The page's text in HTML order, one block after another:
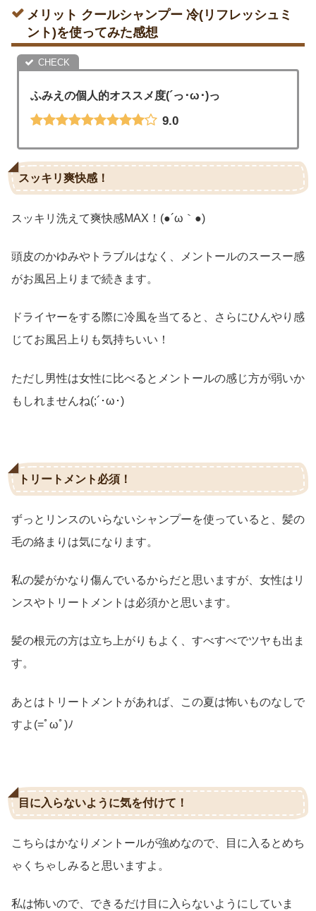
メリット クールシャンプー 冷(リフレッシュミ
ント)を使ってみた感想
ふみえの個人的オススメ度(´っ･ω･)っ
9.0
スッキリ爽快感！
スッキリ洗えて爽快感MAX！(●´ω｀●)
頭皮のかゆみやトラブルはなく、メントールのスースー感
がお風呂上りまで続きます。
ドライヤーをする際に冷風を当てると、さらにひんやり感
じてお風呂上りも気持ちいい！
ただし男性は女性に比べるとメントールの感じ方が弱いか
もしれませんね(;´･ω･)
トリートメント必須！
ずっとリンスのいらないシャンプーを使っていると、髪の
毛の絡まりは気になります。
私の髪がかなり傷んでいるからだと思いますが、女性はリ
ンスやトリートメントは必須かと思います。
髪の根元の方は立ち上がりもよく、すべすべでツヤも出ま
す。
あとはトリートメントがあれば、この夏は怖いものなしで
すよ(=ﾟωﾟ)ﾉ
目に入らないように気を付けて！
こちらはかなりメントールが強めなので、目に入るとめち
ゃくちゃしみると思いますよ。
私は怖いので、できるだけ目に入らないようにしていま